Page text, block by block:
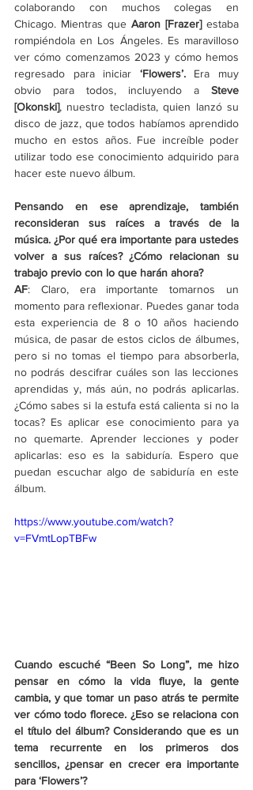
colaborando con muchos colegas en
Chicago. Mientras que Aaron [Frazer] estaba
rompiéndola en Los Ángeles. Es maravilloso
ver cómo comenzamos 2023 y cómo hemos
regresado para iniciar ‘Flowers’. Era muy
obvio para todos, incluyendo a Steve
[Okonski], nuestro tecladista, quien lanzó su
disco de jazz, que todos habíamos aprendido
mucho en estos años. Fue increíble poder
utilizar todo ese conocimiento adquirido para
hacer este nuevo álbum.
Pensando en ese aprendizaje, también
reconsideran sus raíces a través de la
música. ¿Por qué era importante para ustedes
volver a sus raíces? ¿Cómo relacionan su
trabajo previo con lo que harán ahora?
AF: Claro, era importante tomarnos un
momento para reflexionar. Puedes ganar toda
esta experiencia de 8 o 10 años haciendo
música, de pasar de estos ciclos de álbumes,
pero si no tomas el tiempo para absorberla,
no podrás descifrar cuáles son las lecciones
aprendidas y, más aún, no podrás aplicarlas.
¿Cómo sabes si la estufa está calienta si no la
tocas? Es aplicar ese conocimiento para ya
no quemarte. Aprender lecciones y poder
aplicarlas: eso es la sabiduría. Espero que
puedan escuchar algo de sabiduría en este
álbum.
https://www.youtube.com/watch?
v=FVmtLopTBFw
Cuando escuché “Been So Long”, me hizo
pensar en cómo la vida fluye, la gente
cambia, y que tomar un paso atrás te permite
ver cómo todo florece. ¿Eso se relaciona con
el título del álbum? Considerando que es un
tema recurrente en los primeros dos
sencillos, ¿pensar en crecer era importante
para ‘Flowers’?